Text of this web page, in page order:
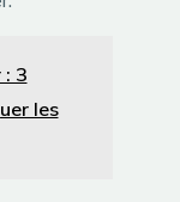
3
les